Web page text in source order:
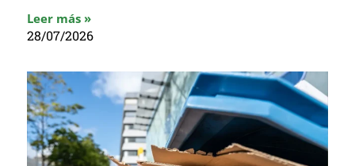
Leer más »
28/07/2026